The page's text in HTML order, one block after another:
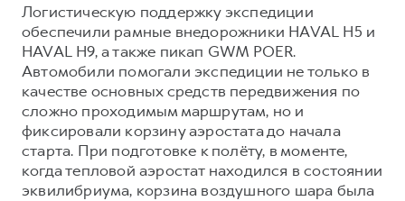
Коллекция PRO
Коллекция Базовая
Коллекция Детская
Коллекция Детская
Логистическую поддержку экспедиции
обеспечили рамные внедорожники HAVAL H5 и
HAVAL H9, а также пикап GWM POER.
Автомобили помогали экспедиции не только в
качестве основных средств передвижения по
сложно проходимым маршрутам, но и
фиксировали корзину аэростата до начала
старта. При подготовке к полёту, в моменте,
когда тепловой аэростат находился в состоянии
эквилибриума, корзина воздушного шара была